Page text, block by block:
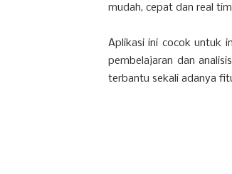
mudah, cepat dan real
Aplikasi ini cocok untuk
pembelajaran dan
terbantu sekali adanya